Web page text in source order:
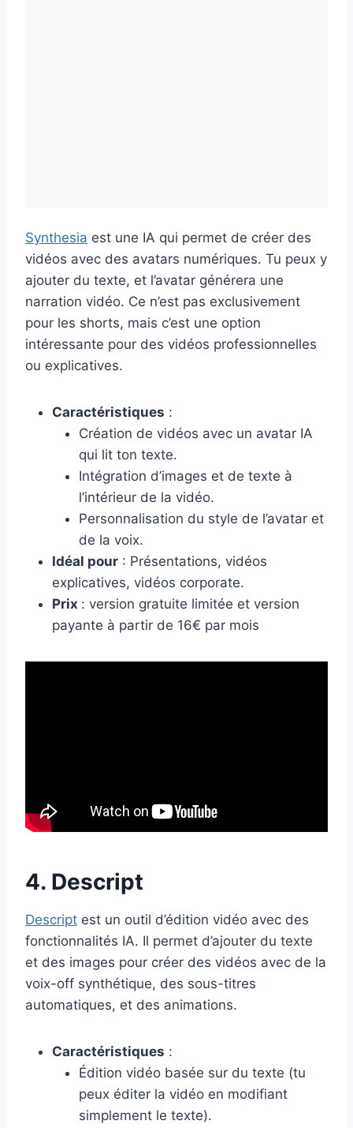
Synthesia est une IA qui permet de créer des
vidéos avec des avatars numériques. Tu peux y
ajouter du texte, et l’avatar générera une
narration vidéo. Ce n’est pas exclusivement
pour les shorts, mais c’est une option
intéressante pour des vidéos professionnelles
ou explicatives.
Caractéristiques :
Création de vidéos avec un avatar IA
qui lit ton texte.
Intégration d’images et de texte à
l’intérieur de la vidéo.
Personnalisation du style de l’avatar et
de la voix.
Idéal pour : Présentations, vidéos
explicatives, vidéos corporate.
Prix : version gratuite limitée et version
payante à partir de 16€ par mois
4. Descript
Descript est un outil d’édition vidéo avec des
fonctionnalités IA. Il permet d’ajouter du texte
et des images pour créer des vidéos avec de la
voix-off synthétique, des sous-titres
automatiques, et des animations.
Caractéristiques :
Édition vidéo basée sur du texte (tu
peux éditer la vidéo en modifiant
simplement le texte).